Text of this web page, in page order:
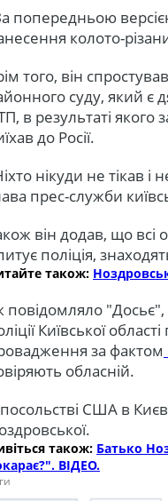
попередньою
колото-
того, він
суду, який є
в результаті якого
до Росії.
нікуди не тікав
прес-служби
він додав, що всі
поліція,
також:
повідомляло "Досьє
Київської
за фактом
обласній.
США в
також: Батько
ВІДЕО.